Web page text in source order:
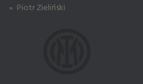
» Piotr Zieliński